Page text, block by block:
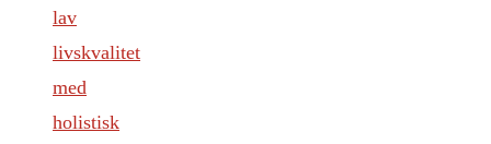
lav
livskvalitet
med
holistisk